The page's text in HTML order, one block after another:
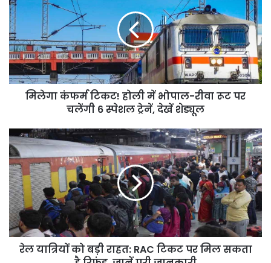
टिकट!
होली
में
भोपाल-
रीवा
पर
ट्रेनें,
देखें
शेड्यूल
मिलेगा कंफर्म टिकट! होली में भोपाल-रीवा रूट पर
चलेंगी 6 स्पेशल ट्रेनें, देखें शेड्यूल
रेल
यात्रियों
को
बड़ी
राहत:
RAC
टिकट
पर
मिल
सकतारेल यात्रियों को बड़ी राहत: RAC टिकट पर मिल सकता